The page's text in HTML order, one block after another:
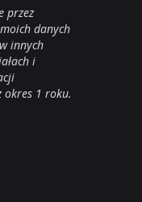
przez
danych
innych
i
okres 1 roku.